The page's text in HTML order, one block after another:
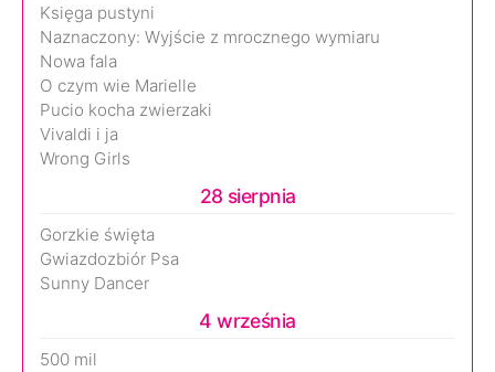
Księga pustyni
Naznaczony: Wyjście z mrocznego wymiaru
Nowa fala
O czym wie Marielle
Pucio kocha zwierzaki
Vivaldi i ja
Wrong Girls
28 sierpnia
Gorzkie święta
Gwiazdozbiór Psa
Sunny Dancer
4 września
500 mil